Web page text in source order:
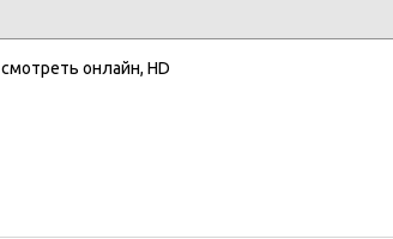
смотреть онлайн, HD